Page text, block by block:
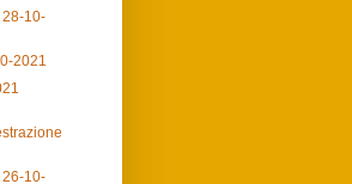
10-
2021
10-